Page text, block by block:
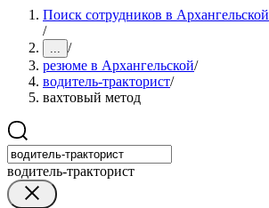
Поиск сотрудников в Архангельской
/
... /
резюме в Архангельской/
водитель-тракторист/
вахтовый метод
водитель-тракторист